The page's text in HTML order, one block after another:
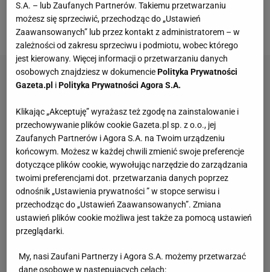
Tomasz Kędziora, a w ekipie gości Wojciech
Szczęsny.
S.A. – lub Zaufanych Partnerów. Takiemu przetwarzaniu
możesz się sprzeciwić, przechodząc do „Ustawień
Zaawansowanych” lub przez kontakt z administratorem – w
zależności od zakresu sprzeciwu i podmiotu, wobec którego
jest kierowany. Więcej informacji o przetwarzaniu danych
osobowych znajdziesz w dokumenciePolityka Prywatności
Gazeta.pl iPolityka Prywatności Agora S.A.
Klikając „Akceptuję” wyrażasz też zgodę na zainstalowanie i
przechowywanie plików cookie Gazeta.pl sp. z o.o., jej
Zaufanych Partnerów i Agora S.A. na Twoim urządzeniu
końcowym. Możesz w każdej chwili zmienić swoje preferencje
dotyczące plików cookie, wywołując narzędzie do zarządzania
twoimi preferencjami dot. przetwarzania danych poprzez
odnośnik „Ustawienia prywatności ” w stopce serwisu i
przechodząc do „Ustawień Zaawansowanych”. Zmiana
ustawień plików cookie możliwa jest także za pomocą ustawień
przeglądarki.
My, nasi Zaufani Partnerzy i Agora S.A. możemy przetwarzać
dane osobowe w następujących celach: